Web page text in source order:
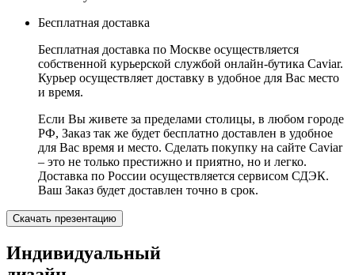
Бесплатная доставка
Бесплатная доставка по Москве осуществляется
собственной курьерской службой онлайн-бутика Caviar.
Курьер осуществляет доставку в удобное для Вас место
и время.
Если Вы живете за пределами столицы, в любом городе
РФ, Заказ так же будет бесплатно доставлен в удобное
для Вас время и место. Сделать покупку на сайте Caviar
– это не только престижно и приятно, но и легко.
Доставка по России осуществляется сервисом СДЭК.
Ваш Заказ будет доставлен точно в срок.
Скачать презентацию
Индивидуальный